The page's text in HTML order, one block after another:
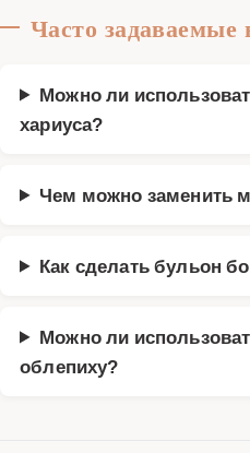
Часто задаваемые
Можно ли
хариуса?
Чем можно заменить
Как сделать бульон
Можно ли
облепиху?